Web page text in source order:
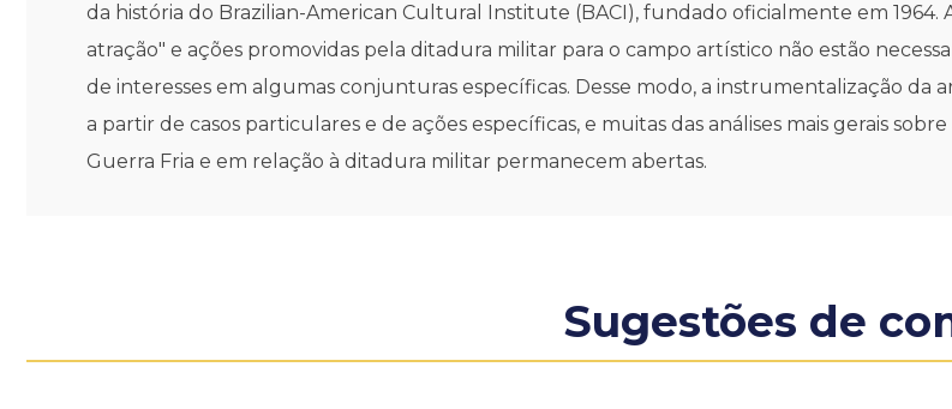
da história do Brazilian-American Cultural Institute (BACI), fundado oficialmente em
atração" e ações promovidas pela ditadura militar para o campo artístico não estão
de interesses em algumas conjunturas específicas. Desse modo, a instrumentalização
a partir de casos particulares e de ações específicas, e muitas das análises mais gerais
Guerra Fria e em relação à ditadura militar permanecem abertas.
Sugestões de